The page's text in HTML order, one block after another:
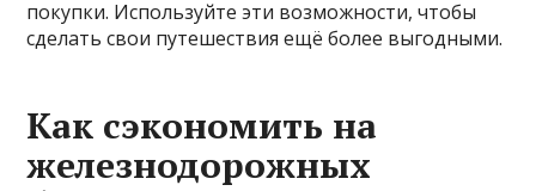
покупки. Используйте эти возможности, чтобы
сделать свои путешествия ещё более выгодными.
Как сэкономить на
железнодорожных